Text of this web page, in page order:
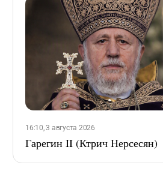
16:10, 3 августа 2026
Гарегин II (Ктрич Нерсесян)